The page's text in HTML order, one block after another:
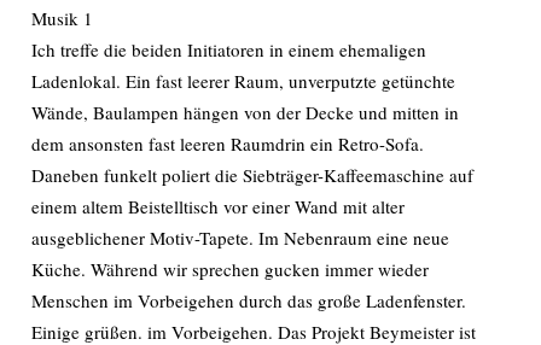
Musik 1
Ich treffe die beiden Initiatoren in einem ehemaligen
Ladenlokal. Ein fast leerer Raum, unverputzte getünchte
Wände, Baulampen hängen von der Decke und mitten in
dem ansonsten fast leeren Raumdrin ein Retro-Sofa.
Daneben funkelt poliert die Siebträger-Kaffeemaschine auf
einem altem Beistelltisch vor einer Wand mit alter
ausgeblichener Motiv-Tapete. Im Nebenraum eine neue
Küche. Während wir sprechen gucken immer wieder
Menschen im Vorbeigehen durch das große Ladenfenster.
Einige grüßen. im Vorbeigehen. Das Projekt Beymeister ist